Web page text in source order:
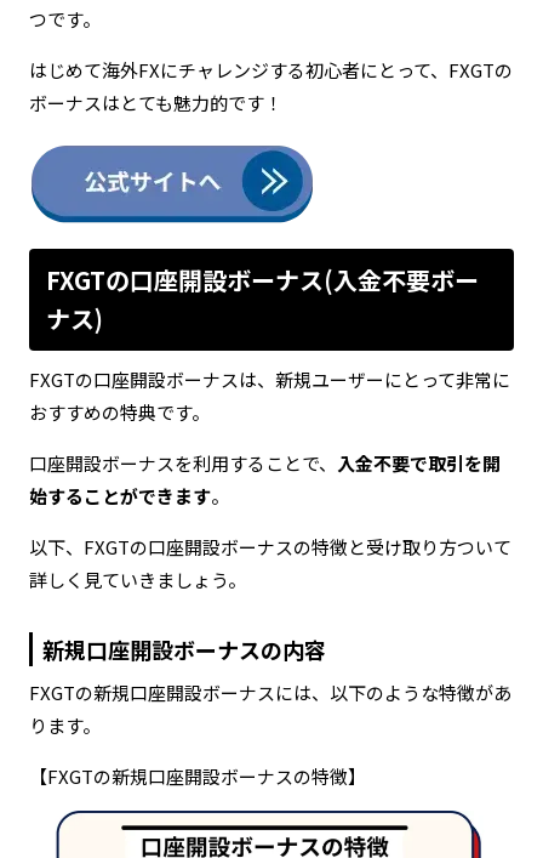
つです。
はじめて海外FXにチャレンジする初心者にとって、FXGTの
ボーナスはとても魅力的です！
FXGTの口座開設ボーナス(入金不要ボー
ナス)
FXGTの口座開設ボーナスは、新規ユーザーにとって非常に
おすすめの特典です。
口座開設ボーナスを利用することで、 入金不要で取引を開
始することができます。
以下、FXGTの口座開設ボーナスの特徴と受け取り方ついて
詳しく見ていきましょう。
新規口座開設ボーナスの内容
FXGTの新規口座開設ボーナスには、以下のような特徴があ
ります。
【FXGTの新規口座開設ボーナスの特徴】